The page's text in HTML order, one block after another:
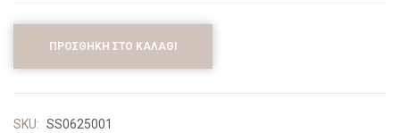
ΠΡΟΣΘΉΚΗ ΣΤΟ ΚΑΛΆΘΙ
SKU: SS0625001